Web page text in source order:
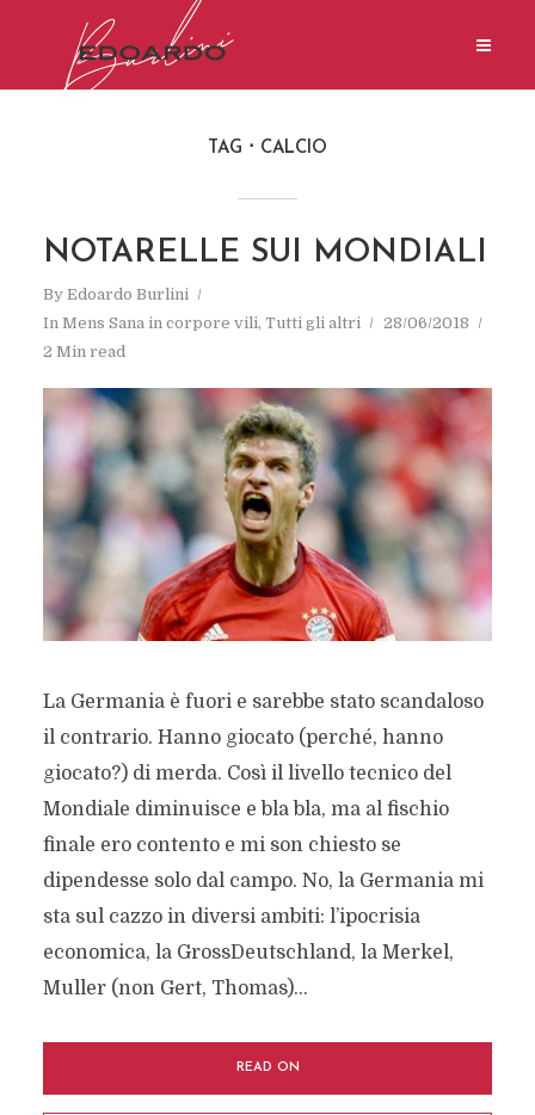
TAG CALCIO
NOTARELLE SUI MONDIALI
By Edoardo Burlini
In Mens Sana in corpore vili, Tutti gli altri
28/06/2018
2 Min read
La Germania è fuori e sarebbe stato scandaloso
il contrario. Hanno giocato (perché, hanno
giocato?) di merda. Così il livello tecnico del
Mondiale diminuisce e bla bla, ma al fischio
finale ero contento e mi son chiesto se
dipendesse solo dal campo. No, la Germania mi
sta sul cazzo in diversi ambiti: l’ipocrisia
economica, la GrossDeutschland, la Merkel,
Muller (non Gert, Thomas)...
READ ON